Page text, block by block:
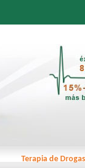
Terapia de Drogas